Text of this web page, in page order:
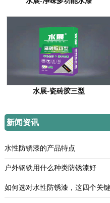
水展-瓷砖胶三型
新闻资讯
水性防锈漆的产品特点
户外钢铁用什么种类防锈漆好
如何选对水性防锈漆，这四个关键